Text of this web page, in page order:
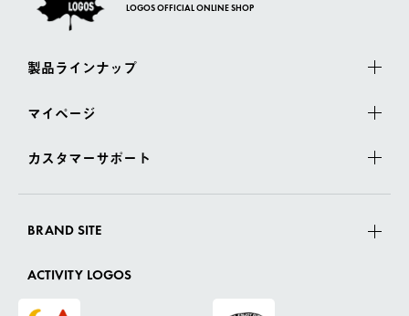
LOGOS OFFICIAL ONLINE SHOP
製品ラインナップ
マイページ
カスタマーサポート
BRAND SITE
ACTIVITY LOGOS